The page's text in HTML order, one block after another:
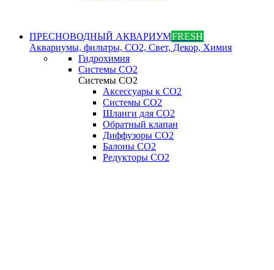
ПРЕСНОВОДНЫЙ АКВАРИУМFRESH
Аквариумы, фильтры, СО2, Свет, Декор, Химия
Гидрохимия
Системы СО2
Системы СО2
Аксессуары к СО2
Системы СО2
Шланги для CO2
Обратный клапан
Диффузоры СO2
Балоны CO2
Редукторы CO2